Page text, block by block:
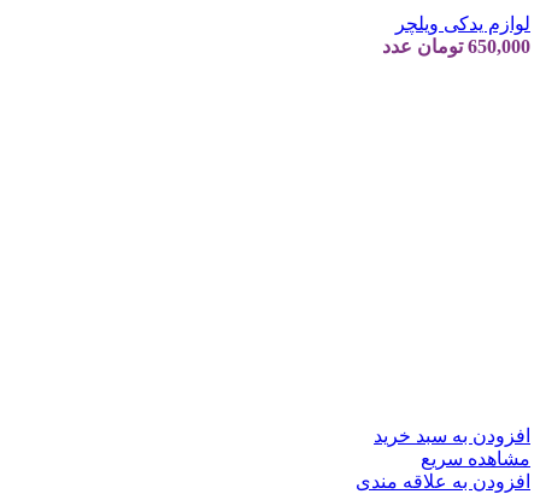
لوازم یدکی ویلچر
650,000 تومان عدد
افزودن به سبد خرید
مشاهده سریع
افزودن به علاقه مندی